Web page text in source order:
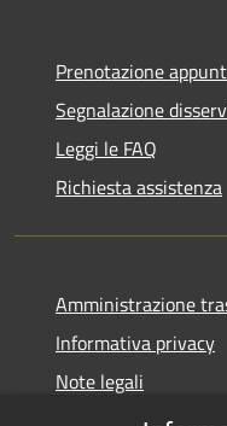
Prenotazione
Segnalazione
Leggi le FAQ
Richiesta assistenza
Amministrazione
Informativa privacy
Note legali
Dichiarazione di